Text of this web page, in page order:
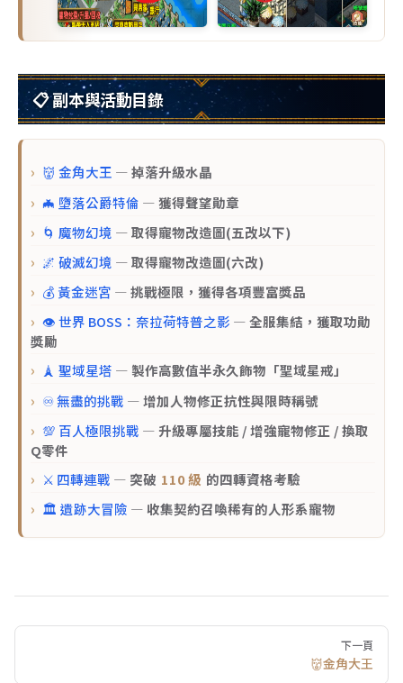
📋 副本與活動目錄
👹 金角大王 — 掉落升級水晶
🦇 墮落公爵特倫 — 獲得聲望勛章
🌀 魔物幻境 — 取得寵物改造圖(五改以下)
🌌 破滅幻境 — 取得寵物改造圖(六改)
💰 黃金迷宮 — 挑戰極限，獲得各項豐富獎品
👁️ 世界 BOSS：奈拉荷特普之影 — 全服集結，獲取功勛
獎勵
🗼 聖域星塔 — 製作高數值半永久飾物「聖域星戒」
♾️ 無盡的挑戰 — 增加人物修正抗性與限時稱號
💯 百人極限挑戰 — 升級專屬技能 / 增強寵物修正 / 換取
Q零件
⚔️ 四轉連戰 — 突破 110 級 的四轉資格考驗
🏛️ 遺跡大冒險 — 收集契約召喚稀有的人形系寵物
Pager
下一頁
👹金角大王